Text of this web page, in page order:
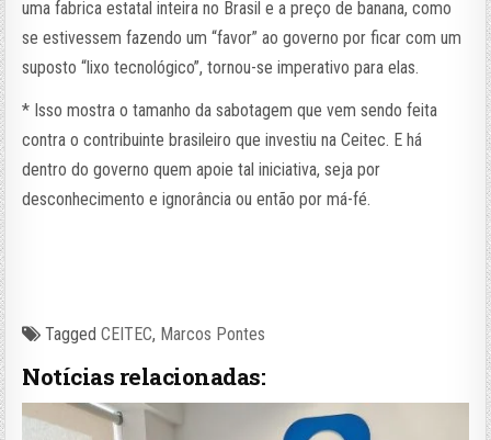
uma fabrica estatal inteira no Brasil e a preço de banana, como
se estivessem fazendo um “favor” ao governo por ficar com um
suposto “lixo tecnológico”, tornou-se imperativo para elas.
* Isso mostra o tamanho da sabotagem que vem sendo feita
contra o contribuinte brasileiro que investiu na Ceitec. E há
dentro do governo quem apoie tal iniciativa, seja por
desconhecimento e ignorância ou então por má-fé.
TaggedCEITEC, Marcos Pontes
Notícias relacionadas: